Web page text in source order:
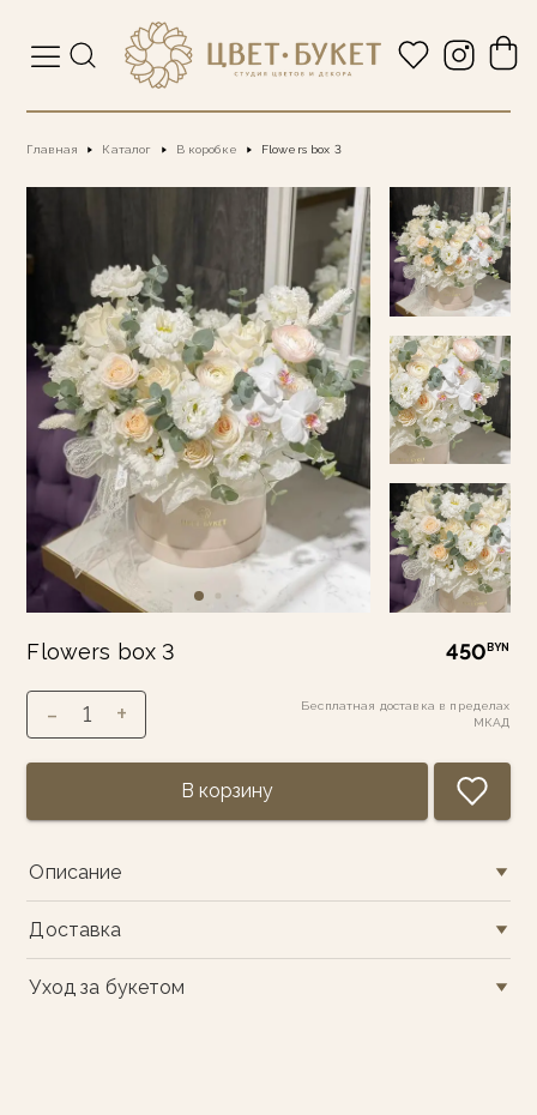
Главная Каталог В коробке Flowers box 3
Flowers box 3 450BYN
- 1 +
Бесплатная доставка в пределах
МКАД
В корзину
Описание
Доставка
Уход за букетом